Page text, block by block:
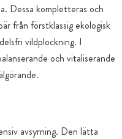
Dessa kompletteras och
från förstklassig ekologisk
vildplockning. I
och vitaliserande
avsyrning. Den lätta